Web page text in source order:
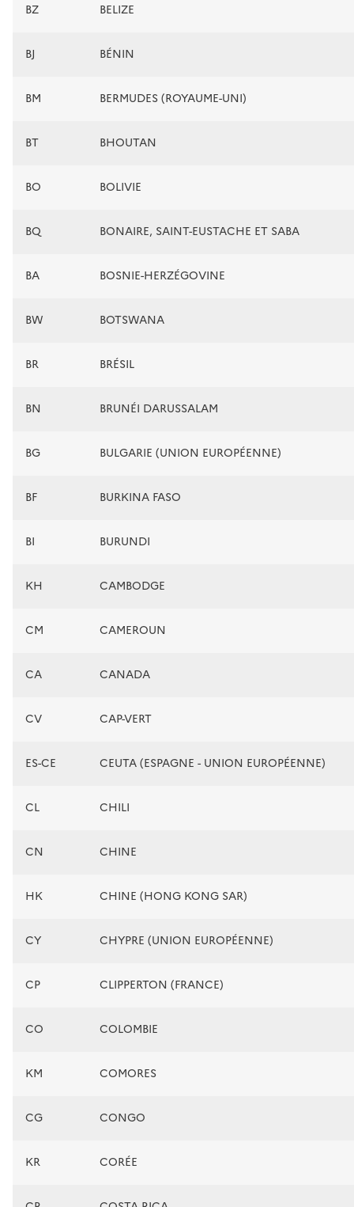
BZ BELIZE
BJ BÉNIN
BM BERMUDES (ROYAUME-UNI)
BT BHOUTAN
BO BOLIVIE
BQ BONAIRE, SAINT-EUSTACHE ET SABA
BA BOSNIE-HERZÉGOVINE
BW BOTSWANA
BR BRÉSIL
BN BRUNÉI DARUSSALAM
BG BULGARIE (UNION EUROPÉENNE)
BF BURKINA FASO
BI BURUNDI
KH CAMBODGE
CM CAMEROUN
CA CANADA
CV CAP-VERT
ES-CE CEUTA (ESPAGNE - UNION EUROPÉENNE)
CL CHILI
CN CHINE
HK CHINE (HONG KONG SAR)
CY CHYPRE (UNION EUROPÉENNE)
CP CLIPPERTON (FRANCE)
CO COLOMBIE
KM COMORES
CG CONGO
KR CORÉE